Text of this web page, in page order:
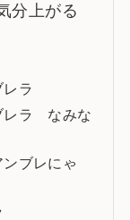
分上がる
ラ
レラ なみな
ブレにゃ